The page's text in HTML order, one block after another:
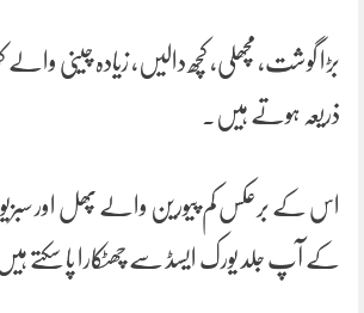
بڑا گوشت، مچھلی، کچھ دالیں، زیادہ چینی
ذریعہ ہوتے ہیں۔
اس کے برعکس کم پیورین والے پھل اور
کے آپ جلد یورک ایسڈ سے چھٹکارا پا سکتے